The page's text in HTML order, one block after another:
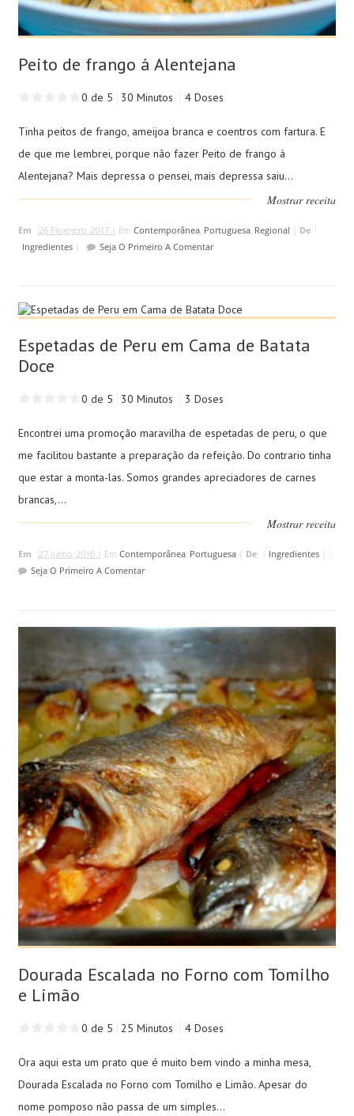
Peito de frango á Alentejana
0 de 5 30 Minutos 4 Doses
Tinha peitos de frango, ameijoa branca e coentros com fartura. E
de que me lembrei, porque não fazer Peito de frango á
Alentejana? Mais depressa o pensei, mais depressa saiu...
Mostrar receita
Em 26 Fevereiro, 2017 | Em Contemporânea, Portuguesa, Regional
De
Ingredientes| Seja O Primeiro A Comentar
Espetadas de Peru em Cama de Batata
Doce
0 de 5 30 Minutos 3 Doses
Encontrei uma promoção maravilha de espetadas de peru, o que
me facilitou bastante a preparação da refeição. Do contrario tinha
que estar a monta-las. Somos grandes apreciadores de carnes
brancas,...
Mostrar receita
Em 27 Junho, 2016 | Em Contemporânea, Portuguesa| De Ingredientes|
Seja O Primeiro A Comentar
Dourada Escalada no Forno com Tomilho
e Limão
0 de 5 25 Minutos 4 Doses
Ora aqui esta um prato que é muito bem vindo a minha mesa,
Dourada Escalada no Forno com Tomilho e Limão. Apesar do
nome pomposo não passa de um simples...